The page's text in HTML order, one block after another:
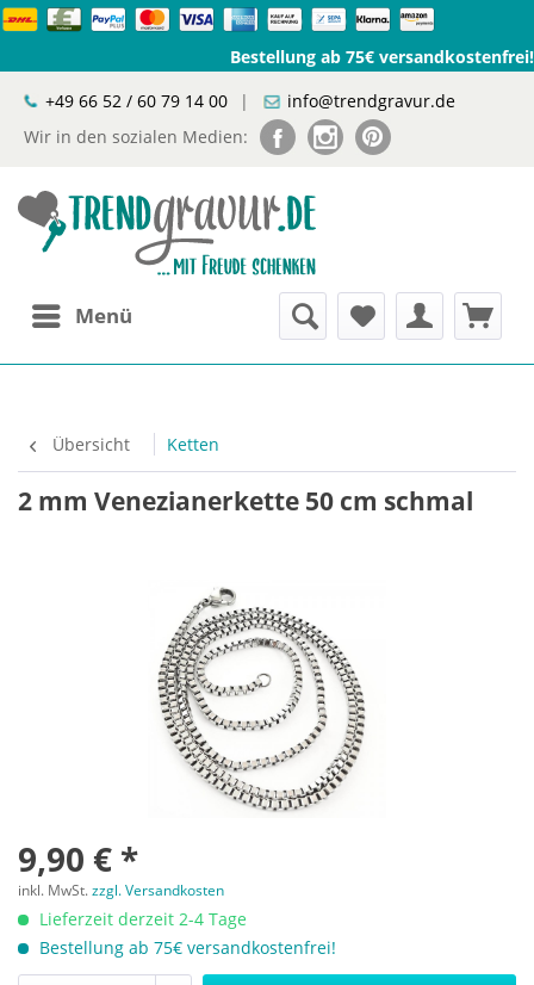
Bestellung ab 75€ versandkostenfrei!
+49 66 52 / 60 79 14 00
|
info@trendgravur.de
Wir in den sozialen Medien:
Menü
Übersicht Ketten
2 mm Venezianerkette 50 cm schmal
9,90 € *
inkl. MwSt.zzgl. Versandkosten
Lieferzeit derzeit 2-4 Tage
Bestellung ab 75€ versandkostenfrei!